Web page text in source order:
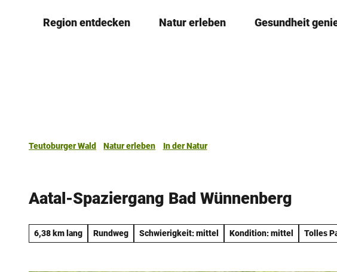
Region entdecken Natur erleben Gesundheit
Teutoburger Wald Natur erleben
In der Natur
Aatal-Spaziergang Bad Wünnenberg
6,38 km lang Rundweg Schwierigkeit: mittel Kondition: mittel Tolles